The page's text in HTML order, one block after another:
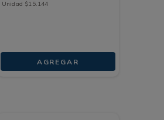
Unidad $15.144
AGREGAR